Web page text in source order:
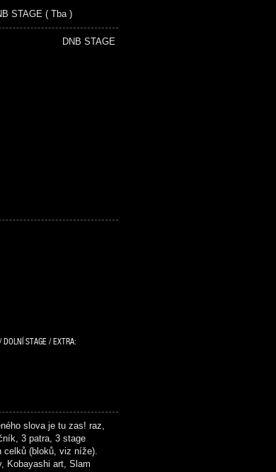
STAGE ( Tba )
DNB STAGE
STAGE / EXTRA:
slova je tu zas! raz,
3 patra, 3 stage
celků (bloků, viz níže).
Kobayashi art, Slam